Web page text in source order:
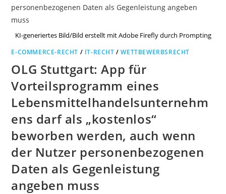
KI-generiertes Bild/Bild erstellt mit Adobe Firefly durch Prompting
E-COMMERCE-RECHT / IT-RECHT /WETTBEWERBSRECHT
OLG Stuttgart: App für
Vorteilsprogramm eines
Lebensmittelhandelsunternehm
ens darf als „kostenlos“
beworben werden, auch wenn
der Nutzer personenbezogenen
Daten als Gegenleistung
angeben muss